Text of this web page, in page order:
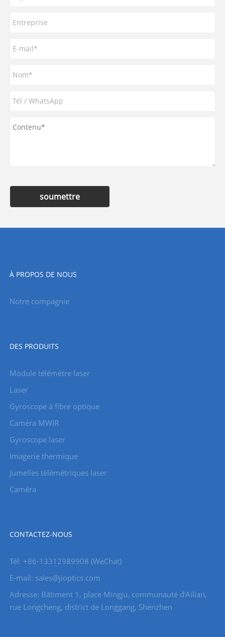
soumettre
À PROPOS DE NOUS
Notre compagnie
DES PRODUITS
Module télémètre laser
Laser
Gyroscope à fibre optique
Caméra MWIR
Gyroscope laser
Imagerie thermique
Jumelles télémétriques laser
Caméra
CONTACTEZ-NOUS
Tél: +86-13312989908 (WeChat)
E-mail: sales@jioptics.com
Adresse: Bâtiment 1, place Mingju, communauté d'Ailian,
rue Longcheng, district de Longgang, Shenzhen